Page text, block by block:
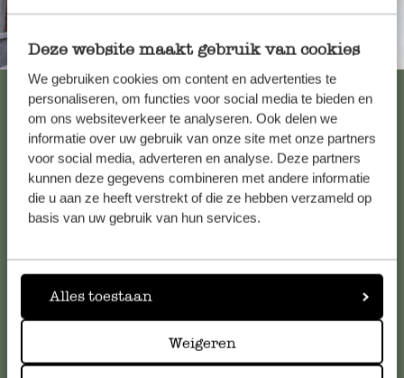
Deze website maakt gebruik van cookies
We gebruiken cookies om content en advertenties te
personaliseren, om functies voor social media te bieden en
om ons websiteverkeer te analyseren. Ook delen we
informatie over uw gebruik van onze site met onze partners
voor social media, adverteren en analyse. Deze partners
kunnen deze gegevens combineren met andere informatie
die u aan ze heeft verstrekt of die ze hebben verzameld op
basis van uw gebruik van hun services.
Alles toestaan
Weigeren
Toujours à proximité
Voir les 62 magasins
Service clientèle
Pour toute question ou demande de conseil ou d’aide,
nos réponses auxquestions les plus fréquemment posées.
Service client en ligne